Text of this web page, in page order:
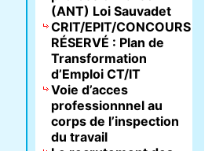
(ANT) Loi Sauvadet
CRIT/EPIT/CONCOURS
RÉSERVÉ : Plan de
Transformation
d’Emploi CT/IT
Voie d’acces
professionnnel au
corps de l’inspection
du travail